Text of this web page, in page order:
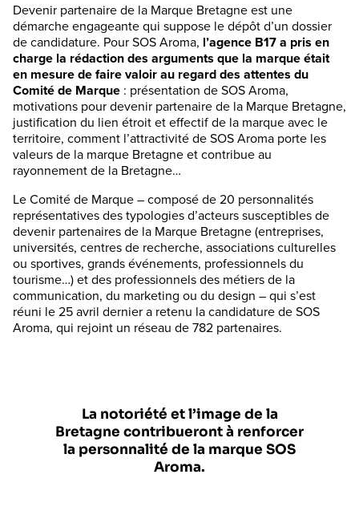
Devenir partenaire de la Marque Bretagne est une
démarche engageante qui suppose le dépôt d’un dossier
de candidature. Pour SOS Aroma, l’agence B17 a pris en
charge la rédaction des arguments que la marque était
en mesure de faire valoir au regard des attentes du
Comité de Marque : présentation de SOS Aroma,
motivations pour devenir partenaire de la Marque Bretagne,
justification du lien étroit et effectif de la marque avec le
territoire, comment l’attractivité de SOS Aroma porte les
valeurs de la marque Bretagne et contribue au
rayonnement de la Bretagne…
Le Comité de Marque – composé de 20 personnalités
représentatives des typologies d’acteurs susceptibles de
devenir partenaires de la Marque Bretagne (entreprises,
universités, centres de recherche, associations culturelles
ou sportives, grands événements, professionnels du
tourisme…) et des professionnels des métiers de la
communication, du marketing ou du design – qui s’est
réuni le 25 avril dernier a retenu la candidature de SOS
Aroma, qui rejoint un réseau de 782 partenaires.
La notoriété et l’image de la
Bretagne contribueront à renforcer
la personnalité de la marque SOS
Aroma.